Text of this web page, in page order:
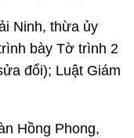
Ninh, thừa ủy
bày Tờ trình 2
đổi); Luật Giám
Hồng Phong,